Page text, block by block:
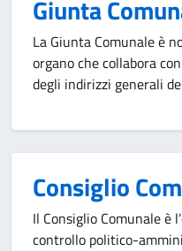
Giunta
La Giunta Comunale è
organo che collabora
degli indirizzi generali
Consiglio
Il Consiglio Comunale è
controllo politico-